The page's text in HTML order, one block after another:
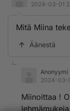
2024-03-01
Mitä Miina
Äänestä
Anonyymi
2024-03-
Miinoittaa !